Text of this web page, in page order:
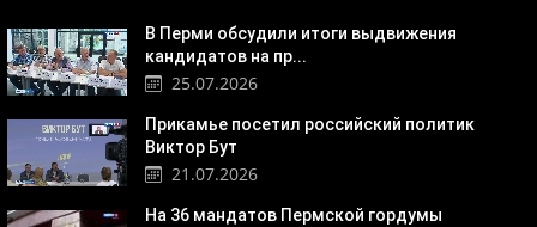
В Перми обсудили итоги выдвижения
кандидатов на пр...
25.07.2026
Прикамье посетил российский политик
Виктор Бут
21.07.2026
На 36 мандатов Пермской гордумы